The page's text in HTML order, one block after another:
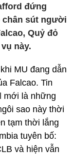
đứng
sút người
Quỷ đỏ
này.
MU đang dẫn
Falcao. Tin
mới là những
sao này thời
tạm thời lắng
tuyên bố:
và hiện vẫn